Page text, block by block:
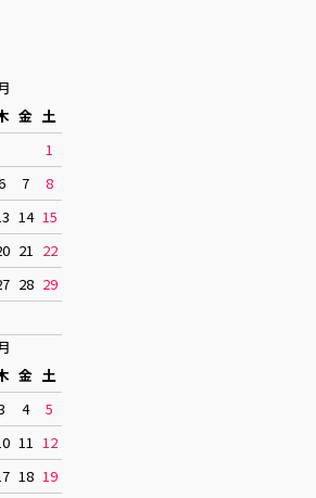
金 土
1
7
8
14 15
21
22
28 29
金 土
4
5
11
12
18 19